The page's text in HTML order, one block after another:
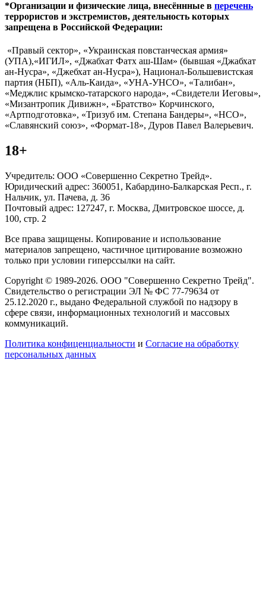
*Организации и физические лица, внесённные в перечень
террористов и экстремистов, деятельность которых
запрещена в Российской Федерации:
«Правый сектор», «Украинская повстанческая армия»
(УПА),«ИГИЛ», «Джабхат Фатх аш-Шам» (бывшая «Джабхат
ан-Нусра», «Джебхат ан-Нусра»), Национал-Большевистская
партия (НБП), «Аль-Каида», «УНА-УНСО», «Талибан»,
«Меджлис крымско-татарского народа», «Свидетели Иеговы»,
«Мизантропик Дивижн», «Братство» Корчинского,
«Артподготовка», «Тризуб им. Степана Бандеры», «НСО»,
«Славянский союз», «Формат-18», Дуров Павел Валерьевич.
18+
Учредитель: ООО «Совершенно Секретно Трейд».
Юридический адрес: 360051, Кабардино-Балкарская Респ., г.
Нальчик, ул. Пачева, д. 36
Почтовый адрес: 127247, г. Москва, Дмитровское шоссе, д.
100, стр. 2
Все права защищены. Копирование и использование
материалов запрещено, частичное цитирование возможно
только при условии гиперссылки на сайт.
Copyright © 1989-2026. ООО "Совершенно Секретно Трейд".
Свидетельство о регистрации ЭЛ № ФС 77-79634 от
25.12.2020 г., выдано Федеральной службой по надзору в
сфере связи, информационных технологий и массовых
коммуникаций.
Политика конфиценциальности и Согласие на обработку
персональных данных